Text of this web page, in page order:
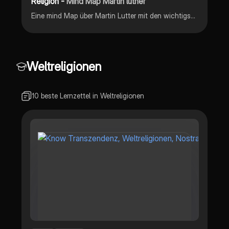
Eine mind Map über Martin Lutter mit den wichtigsten Informationen
Weltreligionen
10 beste Lernzettel in Weltreligionen